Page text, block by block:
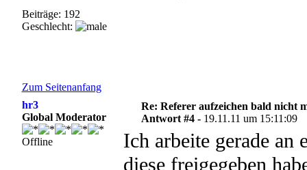
Beiträge: 192
Geschlecht:
Zum Seitenanfang
hr3
Global Moderator
Offline
Re: Referer aufzeichen bald nicht
Antwort #4 - 19.11.11 um 15:11:09
Ich arbeite gerade
diese freigegeben